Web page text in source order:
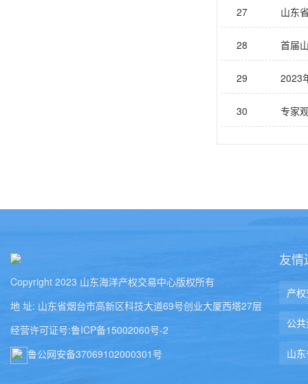
27 山东省
28 首届
29 2023
30 专家
Copyright 2023 山东海洋产权交易中心版权所有
地 址: 山东省烟台市高新区科技大道69号创业大厦西塔27层
经营许可证号:鲁ICP备15002060号-2
鲁公网安备37069102000301号
友情